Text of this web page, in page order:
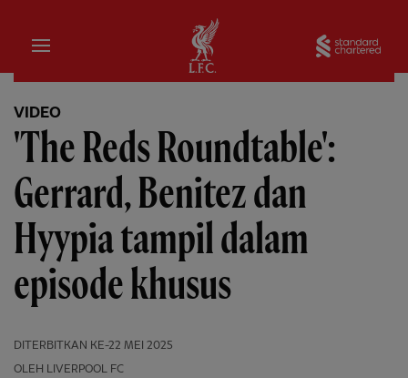
Rumah
VIDEO
'The Reds Roundtable':
Gerrard, Benitez dan
Hyypia tampil dalam
episode khusus
DITERBITKAN KE-22 MEI 2025
OLEH LIVERPOOL FC